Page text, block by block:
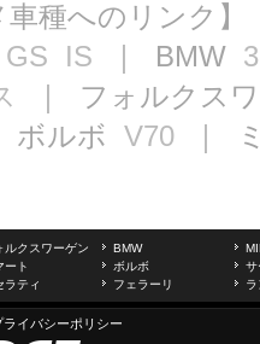
車種へのリンク】
GS IS ｜ BMW
｜ フォルクス
ボルボ V70 ｜
ルクスワーゲン BMW
ート ボルボ
サ
ラティ フェラーリ
ライバシーポリシー